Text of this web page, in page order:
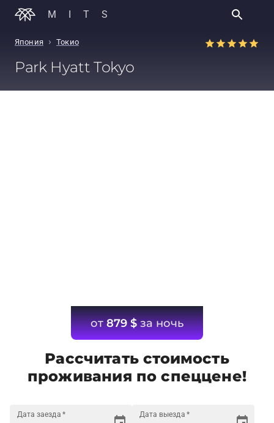
MITS
Япония › Токио
Park Hyatt Tokyo
от879 $за ночь
Рассчитать стоимость
проживания по спеццене!
Дата заезда * Дата выезда *